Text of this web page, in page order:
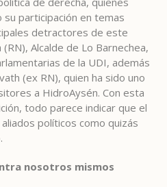
participación en temas
detractores de este
Alcalde de Lo Barnechea,
de la UDI, además
(ex RN), quien ha sido uno
a HidroAysén. Con esta
todo parece indicar que el
políticos como quizás
nosotros mismos